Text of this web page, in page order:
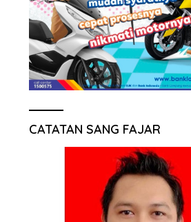
CATATAN SANG FAJAR